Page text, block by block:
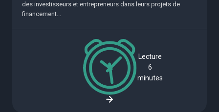
des investisseurs et entrepreneurs dans leurs projets de
financement...
Lecture
6
minutes